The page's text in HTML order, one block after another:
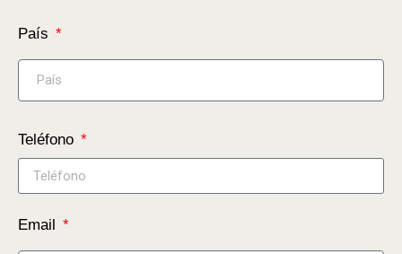
País
Teléfono
Email